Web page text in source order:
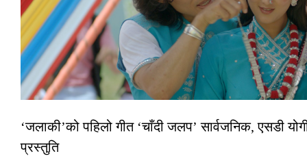
‘जलाकी’को पहिलो गीत ‘चाँदी जलप’ सार्वजनिक, एसडी
प्रस्तुति